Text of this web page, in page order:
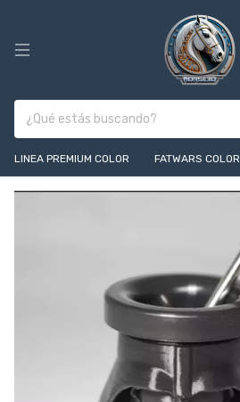
LINEA PREMIUM COLOR FATWARS COLOR